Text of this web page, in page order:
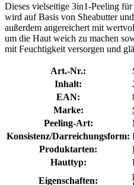
Dieses vielseitige 3in1-Peeling
wird auf Basis von Sheabutter
außerdem angereichert mit
um die Haut weich zu machen
mit Feuchtigkeit versorgen und
Art.-Nr.:
Inhalt:
EAN:
Marke:
Peeling-Art:
Konsistenz/Darreichungsform:
Produktarten:
Hauttyp:
Eigenschaften: